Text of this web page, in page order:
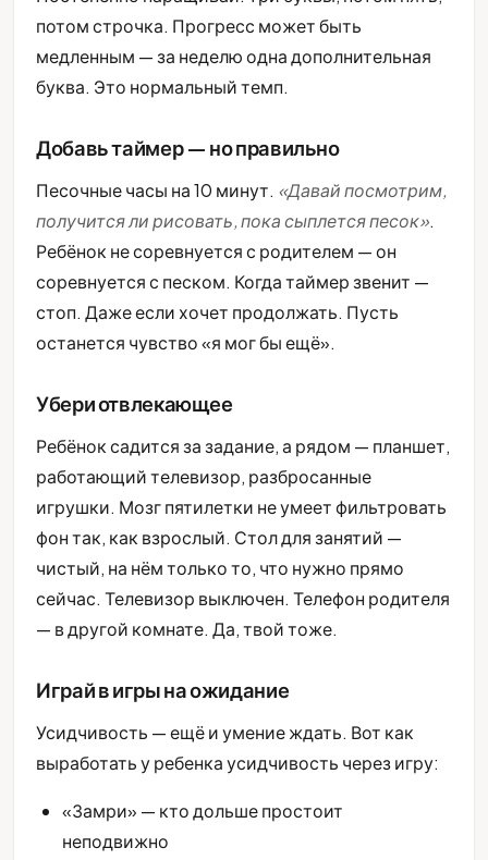
потом строчка. Прогресс может быть
медленным — за неделю одна дополнительная
буква. Это нормальный темп.
Добавь таймер — но правильно
Песочные часы на 10 минут. «Давай посмотрим,
получится ли рисовать, пока сыплется песок».
Ребёнок не соревнуется с родителем — он
соревнуется с песком. Когда таймер звенит —
стоп. Даже если хочет продолжать. Пусть
останется чувство «я мог бы ещё».
Убери отвлекающее
Ребёнок садится за задание, а рядом — планшет,
работающий телевизор, разбросанные
игрушки. Мозг пятилетки не умеет фильтровать
фон так, как взрослый. Стол для занятий —
чистый, на нём только то, что нужно прямо
сейчас. Телевизор выключен. Телефон родителя
— в другой комнате. Да, твой тоже.
Играй в игры на ожидание
Усидчивость — ещё и умение ждать. Вот как
выработать у ребенка усидчивость через игру:
«Замри» — кто дольше простоит
неподвижно